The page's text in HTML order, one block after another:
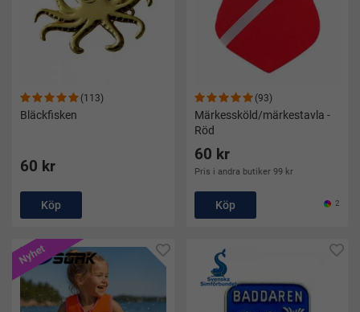
(113)
Bläckfisken
60 kr
Köp
(93)
Märkessköld/märkestavla -
Röd
60 kr
Pris i andra butiker 99 kr
Köp 2
Nyhet